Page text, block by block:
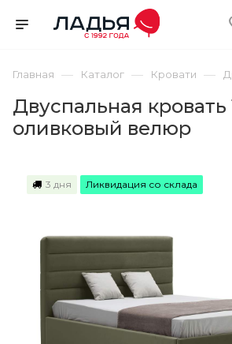
Главная — Каталог — Кровати —
Двуспальная кровать
оливковый велюр
3 дня Ликвидация со склада